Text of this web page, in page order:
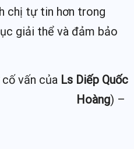
chị tự tin hơn trong
giải thể và đảm bảo
vấn của Ls Diếp Quốc
Hoàng) –